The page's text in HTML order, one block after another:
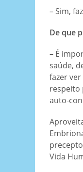
– Sim,
De que
– É
saúde,
fazer
respeito
auto-
Vida